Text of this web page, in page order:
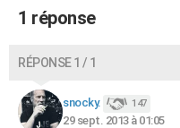
1 réponse
RÉPONSE 1 / 1
snocky. 147
29 sept. 2013 à 01:05